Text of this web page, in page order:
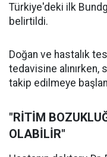
Türkiye'deki ilk
belirtildi.
Doğan ve hastalık
tedavisine alınırken,
takip edilmeye
"RİTİM
OLABİLİR"